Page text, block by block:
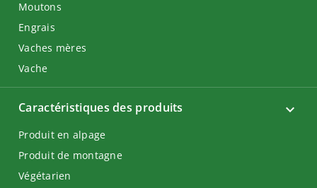
Moutons
Engrais
Vaches mères
Vache
Caractéristiques des produits
Produit en alpage
Produit de montagne
Végétarien